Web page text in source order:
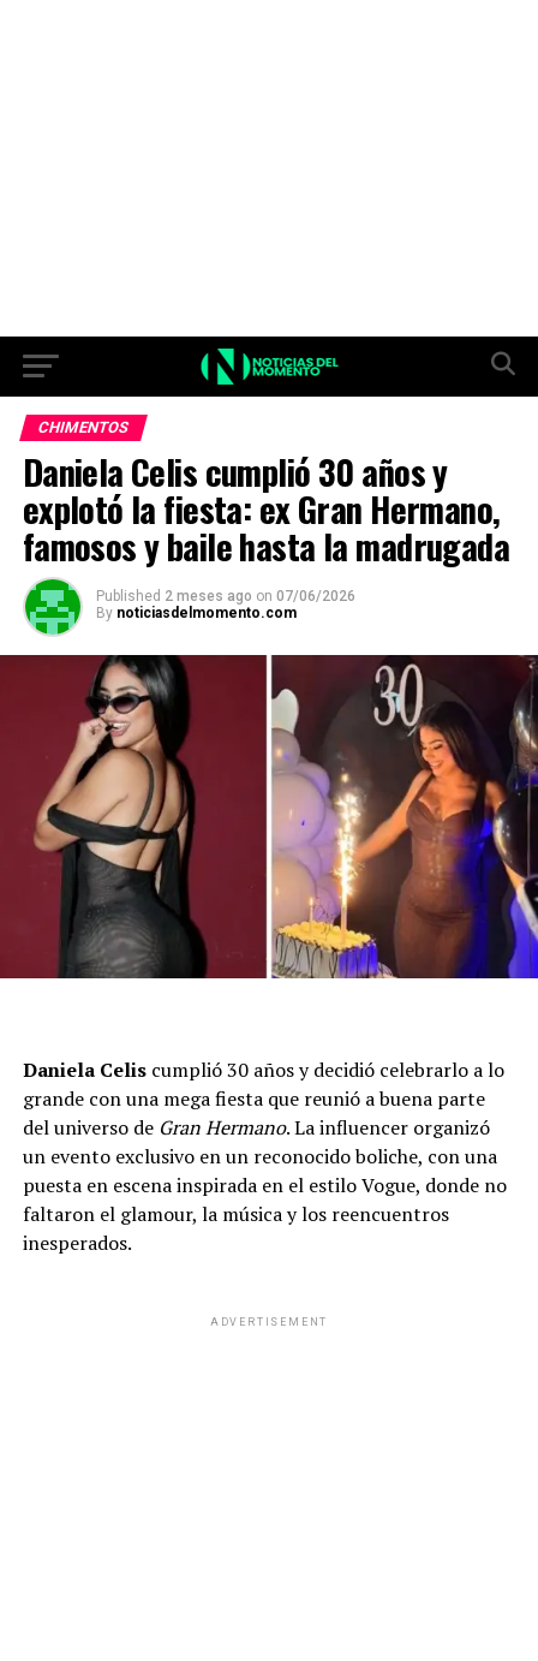
CHIMENTOS
Daniela Celis cumplió 30 años y
explotó la fiesta: ex Gran Hermano,
famosos y baile hasta la madrugada
Published 2 meses ago on 07/06/2026
By noticiasdelmomento.com
Daniela Celiscumplió 30 años y decidió celebrarlo a lo
grande con una mega fiesta que reunió a buena parte
del universo de Gran Hermano. La influencer organizó
un evento exclusivo en un reconocido boliche, con una
puesta en escena inspirada en el estilo Vogue, donde no
faltaron el glamour, la música y los reencuentros
inesperados.
ADVERTISEMENT